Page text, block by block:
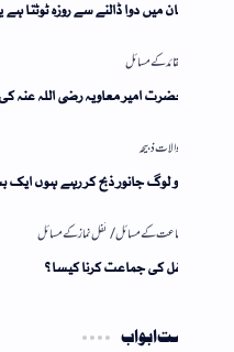
میں دوا ڈالنے سے روزہ ٹوٹتا ہے یا نہیں؟
امیر معاویہ رضی اللہ عنہ کی شان
لوگ جانور ذبح کر رہے ہوں ایک بسم اللہ
کی جماعت کرنا کیسا؟
ابواب